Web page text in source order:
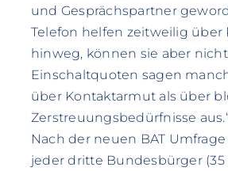
und Gesprächspartner
Telefon helfen zeitweilig über
hinweg, können sie aber
Einschaltquoten sagen
über Kontaktarmut als über
Zerstreuungsbedürfnisse
Nach der neuen BAT
jeder dritte Bundesbürger (35